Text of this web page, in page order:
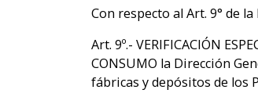
Con respecto al Art. 9° de
Art. 9º.- VERIFICACIÓN
CONSUMO la Dirección
fábricas y depósitos de los